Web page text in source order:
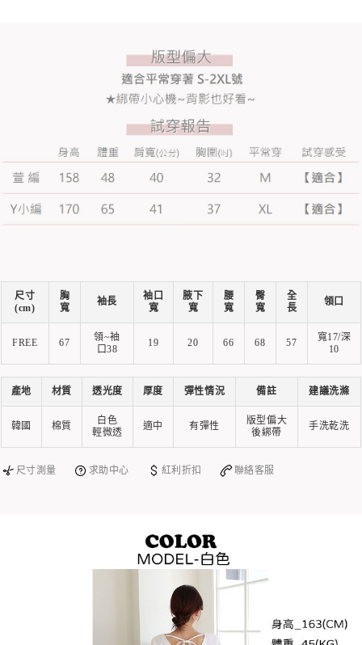
尺寸
(cm)
胸
寬
袖長
袖口
寬
腋下
寬
腰
寬
臀
寬
全
長
領口
FREE 67
領~袖
口38
19 20 66 68 57
寬17/深
10
產地 材質 透光度 厚度 彈性情況 備註 建議洗滌
韓國 棉質
白色
輕微透
適中 有彈性
版型偏大
後綁帶
手洗乾洗
尺寸測量 求助中心 紅利折扣 聯絡客服